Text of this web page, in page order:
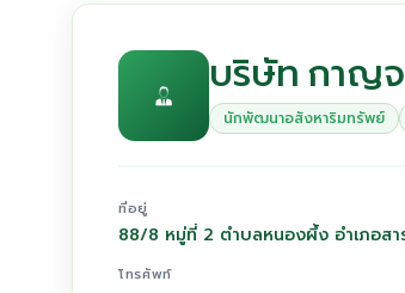
บริษัท กาญ
นักพัฒนาอสังหาริมทรัพย์
ที่อยู่
88/8 หมู่ที่ 2 ตำบลหนองผึ้ง อำเภอสา
โทรศัพท์